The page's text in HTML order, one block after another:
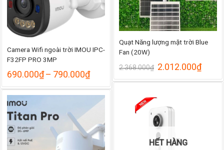
Quạt Năng lượng mặt trời Blue
Fan (20W)
2.368.000₫ Giá
là:
2.012.000₫Giá
tại
Camera Wifi ngoài trời IMOU IPC-
F32FP PRO 3MP
690.000₫– 790.000₫Khoảng
từ
690.000₫
đến
HẾT HÀNG